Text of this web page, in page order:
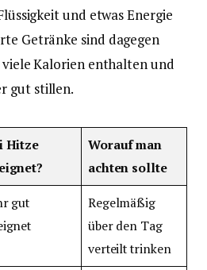
und etwas Energie
Getränke sind dagegen
viele Kalorien enthalten und
gut stillen.
Hitze
Worauf man
achten sollte
gut
Regelmäßig
über den Tag
verteilt trinken